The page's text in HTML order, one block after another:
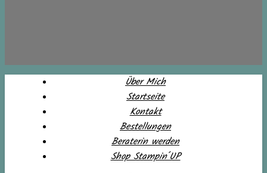
Über Mich
Startseite
Kontakt
Bestellungen
Beraterin werden
Shop Stampin´UP